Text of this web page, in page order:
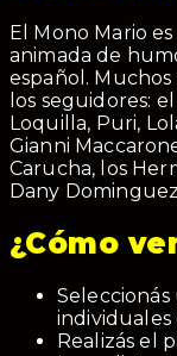
El Mono Mario
animada de
español.
los seguidores:
Loquilla, Puri,
Gianni
Carucha, los
Dany
¿Cómo
individuales
Realizás el